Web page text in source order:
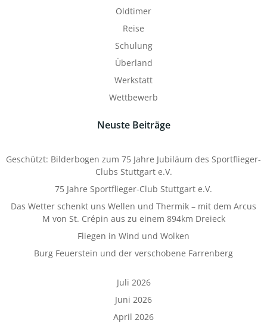
Oldtimer
Reise
Schulung
Überland
Werkstatt
Wettbewerb
Neuste Beiträge
Geschützt: Bilderbogen zum 75 Jahre Jubiläum des Sportflieger-
Clubs Stuttgart e.V.
75 Jahre Sportflieger-Club Stuttgart e.V.
Das Wetter schenkt uns Wellen und Thermik – mit dem Arcus
M von St. Crépin aus zu einem 894km Dreieck
Fliegen in Wind und Wolken
Burg Feuerstein und der verschobene Farrenberg
Juli 2026
Juni 2026
April 2026